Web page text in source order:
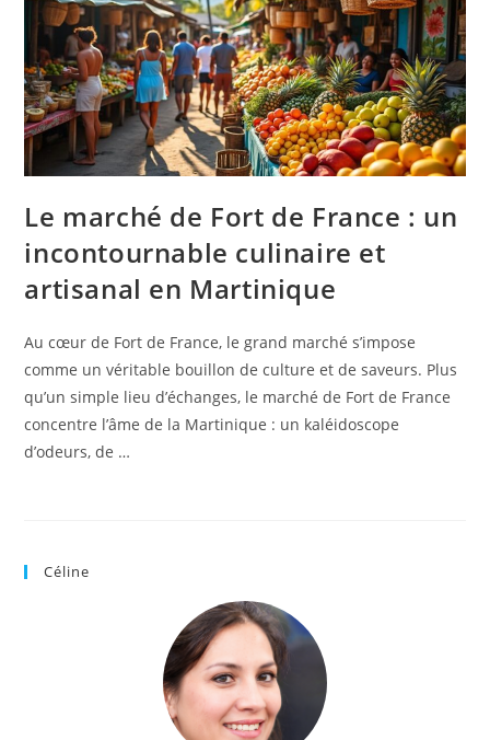
Le marché de Fort de France : un
incontournable culinaire et
artisanal en Martinique
Au cœur de Fort de France, le grand marché s’impose
comme un véritable bouillon de culture et de saveurs. Plus
qu’un simple lieu d’échanges, le marché de Fort de France
concentre l’âme de la Martinique : un kaléidoscope
d’odeurs, de …
Céline